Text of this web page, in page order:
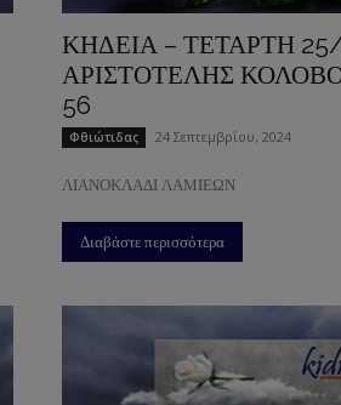
ΚΗΔΕΙΑ – ΤΕΤΑΡΤΗ
ΑΡΙΣΤΟΤΕΛΗΣ
56
Φθιώτιδας 24 Σεπτεμβρίου, 2024
ΛΙΑΝΟΚΛΑΔΙ ΛΑΜΙΕΩΝ
Διαβάστε περισσότερα